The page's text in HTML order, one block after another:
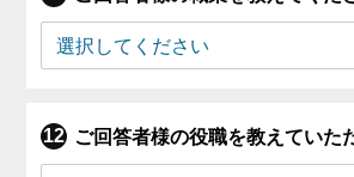
ご回答者様の役職を教えていた